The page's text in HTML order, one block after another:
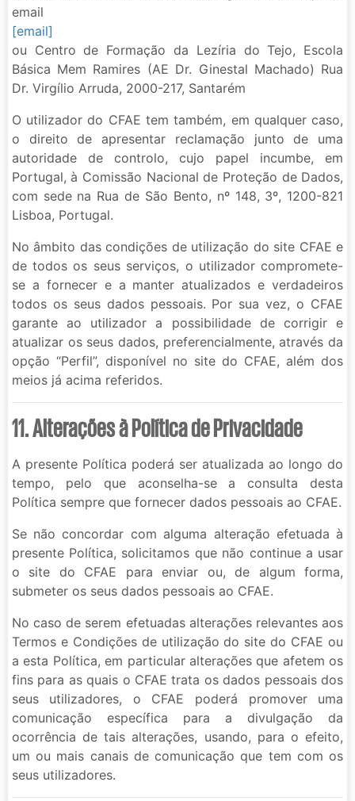
email
[email]
ou Centro de Formação da Lezíria do Tejo, Escola
Básica Mem Ramires (AE Dr. Ginestal Machado) Rua
Dr. Virgílio Arruda, 2000-217, Santarém
O utilizador do CFAE tem também, em qualquer caso,
o direito de apresentar reclamação junto de uma
autoridade de controlo, cujo papel incumbe, em
Portugal, à Comissão Nacional de Proteção de Dados,
com sede na Rua de São Bento, nº 148, 3º, 1200-821
Lisboa, Portugal.
No âmbito das condições de utilização do site CFAE e
de todos os seus serviços, o utilizador compromete-
se a fornecer e a manter atualizados e verdadeiros
todos os seus dados pessoais. Por sua vez, o CFAE
garante ao utilizador a possibilidade de corrigir e
atualizar os seus dados, preferencialmente, através da
opção “Perfil”, disponível no site do CFAE, além dos
meios já acima referidos.
11. Alterações à Política de Privacidade
A presente Política poderá ser atualizada ao longo do
tempo, pelo que aconselha-se a consulta desta
Política sempre que fornecer dados pessoais ao CFAE.
Se não concordar com alguma alteração efetuada à
presente Política, solicitamos que não continue a usar
o site do CFAE para enviar ou, de algum forma,
submeter os seus dados pessoais ao CFAE.
No caso de serem efetuadas alterações relevantes aos
Termos e Condições de utilização do site do CFAE ou
a esta Política, em particular alterações que afetem os
fins para as quais o CFAE trata os dados pessoais dos
seus utilizadores, o CFAE poderá promover uma
comunicação específica para a divulgação da
ocorrência de tais alterações, usando, para o efeito,
um ou mais canais de comunicação que tem com os
seus utilizadores.